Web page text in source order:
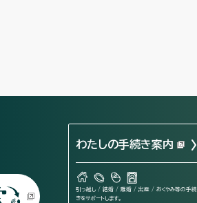
わたしの手続き案内
引っ越し / 結婚 / 離婚 / 出産 / おくやみ等の手続
きをサポートします。